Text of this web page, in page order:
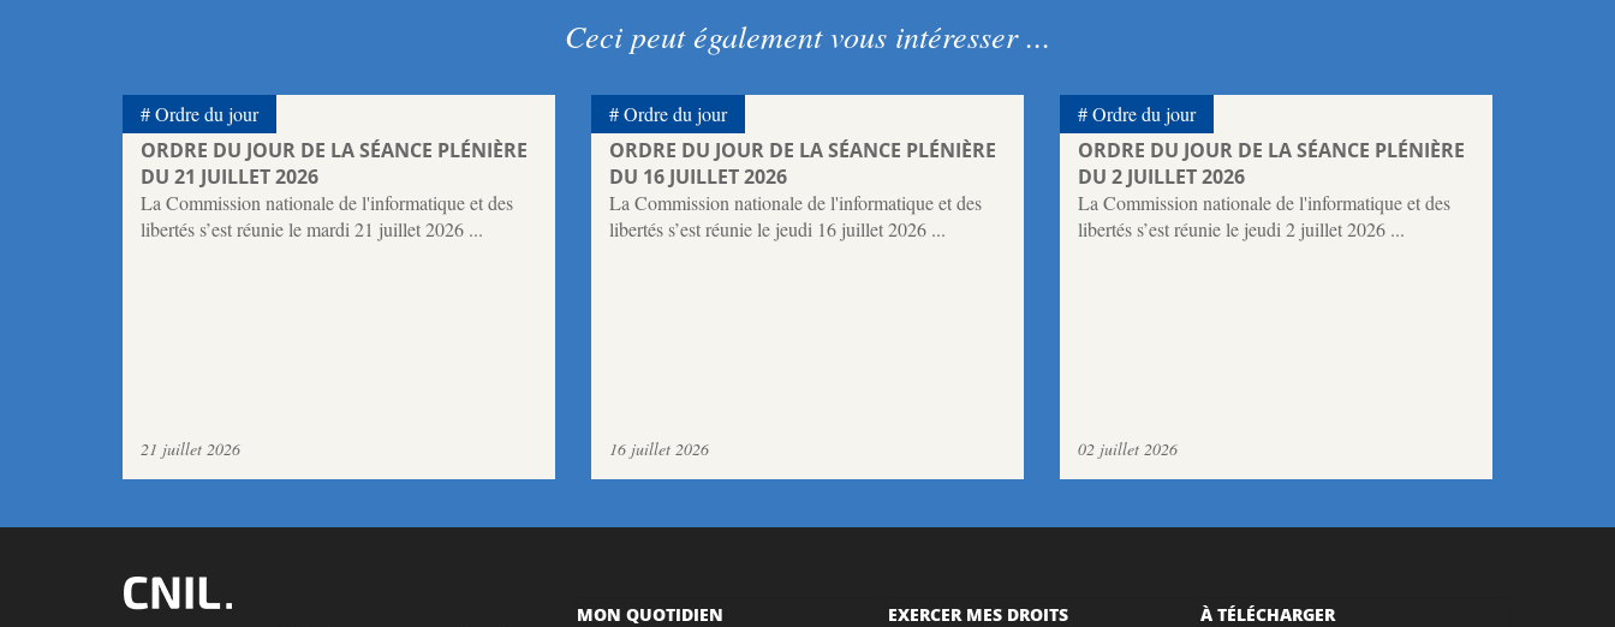
Ceci peut également vous intéresser ...
ORDRE DU JOUR DE LA SÉANCE PLÉNIÈRE
DU 21 JUILLET 2026
La Commission nationale de l'informatique et des
libertés s’est réunie le mardi 21 juillet 2026 ...
21 juillet 2026
Ordre du jour
ORDRE DU JOUR DE LA SÉANCE PLÉNIÈRE
DU 16 JUILLET 2026
La Commission nationale de l'informatique et des
libertés s’est réunie le jeudi 16 juillet 2026 ...
16 juillet 2026
Ordre du jour
ORDRE DU JOUR DE LA SÉANCE PLÉNIÈRE
DU 2 JUILLET 2026
La Commission nationale de l'informatique et des
libertés s’est réunie le jeudi 2 juillet 2026 ...
02 juillet 2026
Ordre du jour
MON QUOTIDIEN
EXERCER MES DROITS
À TÉLÉCHARGER